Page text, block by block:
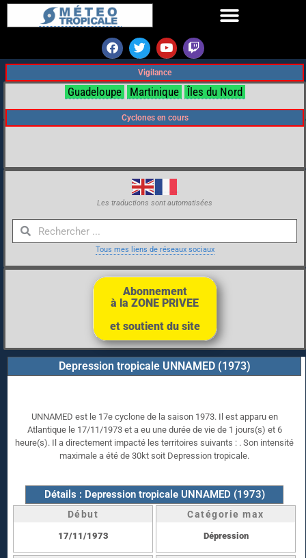
Vigilance
Guadeloupe Martinique Îles du Nord
Cyclones en cours
Les traductions sont automatisées
Tous mes liens de réseaux sociaux
Abonnement
à la ZONE PRIVEE
et soutient du site
Depression tropicale UNNAMED (1973)
UNNAMED est le 17e cyclone de la saison 1973. Il est apparu en
Atlantique le 17/11/1973 et a eu une durée de vie de 1 jours(s) et 6
heure(s). Il a directement impacté les territoires suivants : . Son intensité
maximale a été de 30kt soit Depression tropicale.
Détails : Depression tropicale UNNAMED (1973)
Début
17/11/1973
Catégorie max
Dépression